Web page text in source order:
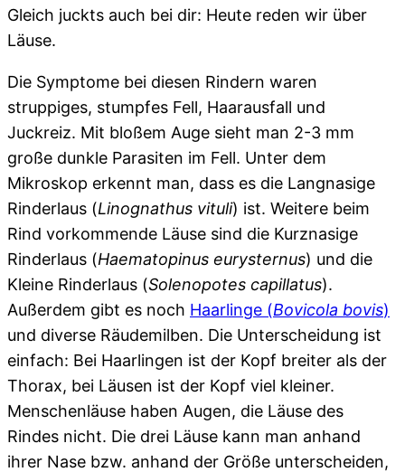
Gleich juckts auch bei dir: Heute reden wir über
Läuse.
Die Symptome bei diesen Rindern waren
struppiges, stumpfes Fell, Haarausfall und
Juckreiz. Mit bloßem Auge sieht man 2-3 mm
große dunkle Parasiten im Fell. Unter dem
Mikroskop erkennt man, dass es die Langnasige
Rinderlaus (Linognathus vituli) ist. Weitere beim
Rind vorkommende Läuse sind die Kurznasige
Rinderlaus (Haematopinus eurysternus) und die
Kleine Rinderlaus (Solenopotes capillatus).
Außerdem gibt es noch Haarlinge (Bovicola bovis)
und diverse Räudemilben. Die Unterscheidung ist
einfach: Bei Haarlingen ist der Kopf breiter als der
Thorax, bei Läusen ist der Kopf viel kleiner.
Menschenläuse haben Augen, die Läuse des
Rindes nicht. Die drei Läuse kann man anhand
ihrer Nase bzw. anhand der Größe unterscheiden,